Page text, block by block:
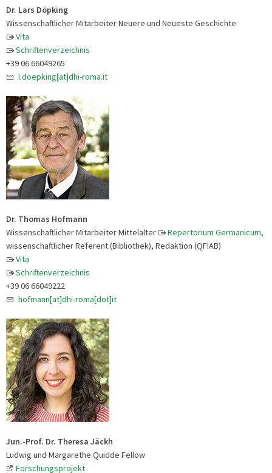
Dr. Lars Döpking
Wissenschaftlicher Mitarbeiter Neuere und Neueste Geschichte
Vita
Schriftenverzeichnis
+39 06 66049265
l.doepking[at]dhi-roma.it
Dr. Thomas Hofmann
Wissenschaftlicher Mitarbeiter Mittelalter
Repertorium Germanicum,
wissenschaftlicher Referent (Bibliothek), Redaktion (QFIAB)
Vita
Schriftenverzeichnis
+39 06 66049222
hofmann[at]dhi-roma[dot]it
Jun.-Prof. Dr. Theresa Jäckh
Ludwig und Margarethe Quidde Fellow
Forschungsprojekt